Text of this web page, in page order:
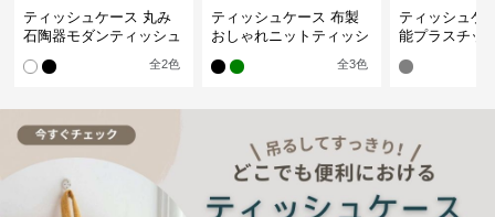
ティッシュケース 丸み
石陶器モダンティッシュ
全2色
ティッシュケース 布製
おしゃれニットティッシ
全3色
ティッシュ
能プラスチッ